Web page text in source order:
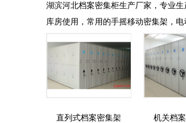
湖滨河北档案密集柜生产厂家，专业
库房使用，常用的手摇移动密集架，
直列式档案密集架 机关档